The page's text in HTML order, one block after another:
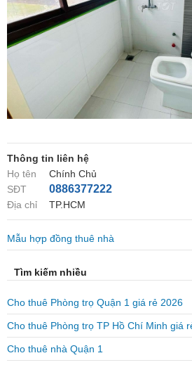
Thông tin liên hệ
Họ tên
Chính Chủ
SĐT
0886377222
Địa chỉ TP.HCM
Mẫu hợp đồng thuê nhà
Tìm kiếm nhiều
Cho thuê Phòng trọ Quận 1 giá rẻ 2026
Cho thuê Phòng trọ TP Hồ Chí Minh giá
Cho thuê nhà Quận 1